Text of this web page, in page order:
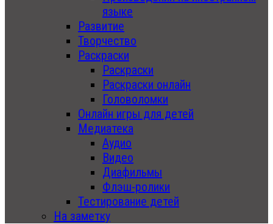
языке
Развитие
Творчество
Раскраски
Раскраски
Раскраски онлайн
Головоломки
Онлайн игры для детей
Медиатека
Аудио
Видео
Диафильмы
Флэш-ролики
Тестирование детей
На заметку